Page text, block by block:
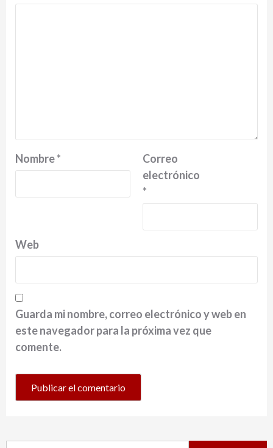
Nombre*
Correo
electrónico
*
Web
Guarda mi nombre, correo electrónico y web en
este navegador para la próxima vez que
comente.